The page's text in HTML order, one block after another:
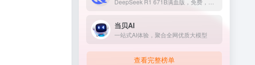
当贝AI
一站式AI体验，聚合全网优质大模型
查看完整榜单